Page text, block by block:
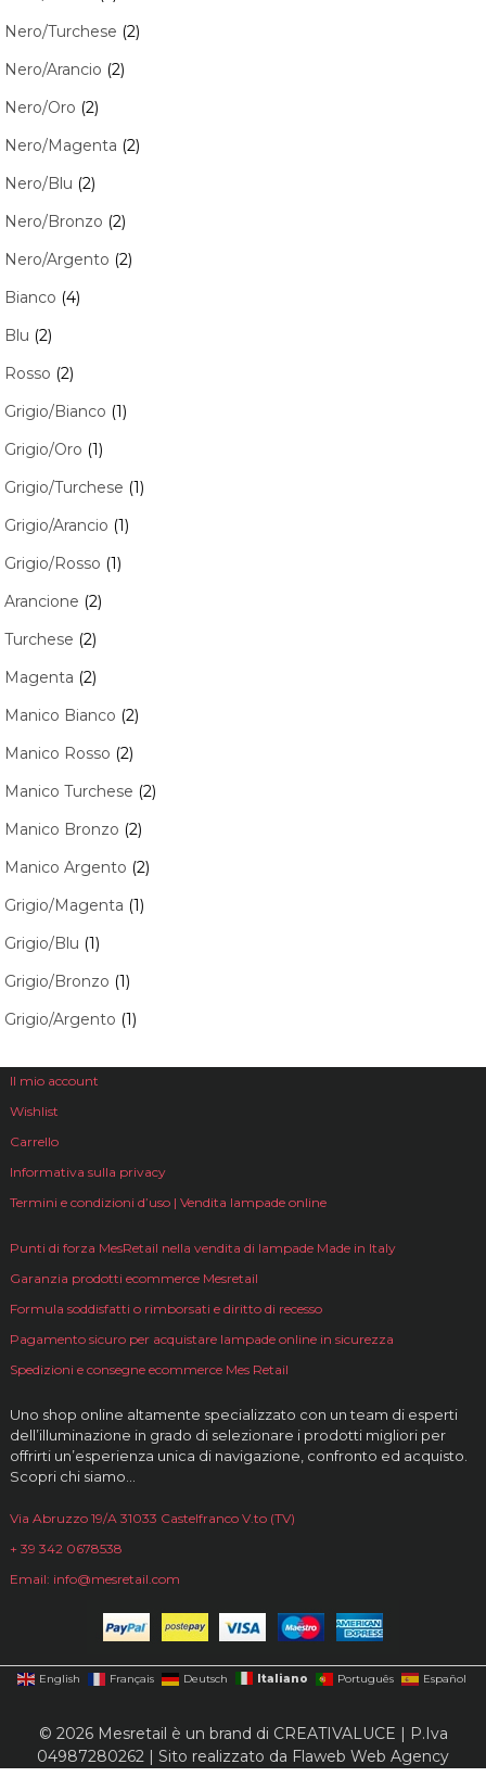
Nero/Turchese (2)
Nero/Arancio (2)
Nero/Oro (2)
Nero/Magenta (2)
Nero/Blu (2)
Nero/Bronzo (2)
Nero/Argento (2)
Bianco (4)
Blu (2)
Rosso (2)
Grigio/Bianco (1)
Grigio/Oro (1)
Grigio/Turchese (1)
Grigio/Arancio (1)
Grigio/Rosso (1)
Arancione (2)
Turchese (2)
Magenta (2)
Manico Bianco (2)
Manico Rosso (2)
Manico Turchese (2)
Manico Bronzo (2)
Manico Argento (2)
Grigio/Magenta (1)
Grigio/Blu (1)
Grigio/Bronzo (1)
Grigio/Argento (1)
Il mio account
Wishlist
Carrello
Informativa sulla privacy
Termini e condizioni d’uso | Vendita lampade online
Punti di forza MesRetail nella vendita di lampade Made in Italy
Garanzia prodotti ecommerce Mesretail
Formula soddisfatti o rimborsati e diritto di recesso
Pagamento sicuro per acquistare lampade online in sicurezza
Spedizioni e consegne ecommerce Mes Retail
Uno shop online altamente specializzato con un team di esperti
dell’illuminazione in grado di selezionare i prodotti migliori per
offrirti un’esperienza unica di navigazione, confronto ed acquisto.
Scopri chi siamo…
Via Abruzzo 19/A 31033 Castelfranco V.to (TV)
+ 39 342 0678538
Email: info@mesretail.com
English Français Deutsch Italiano Português Español
© 2026 Mesretail è un brand di CREATIVALUCE | P.Iva
04987280262 | Sito realizzato da Flaweb Web Agency